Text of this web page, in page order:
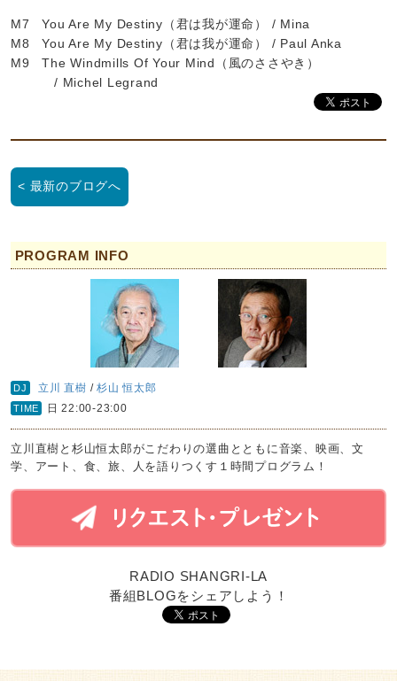
M7 You Are My Destiny（君は我が運命） / Mina
M8 You Are My Destiny（君は我が運命） / Paul Anka
M9 The Windmills Of Your Mind（風のささやき）
/ Michel Legrand
< 最新のブログへ
PROGRAM INFO
DJ 立川 直樹 /杉山 恒太郎
TIME 日 22:00-23:00
立川直樹と杉山恒太郎がこだわりの選曲とともに音楽、映画、文
学、アート、食、旅、人を語りつくす１時間プログラム！
RADIO SHANGRI-LA
番組BLOGをシェアしよう！